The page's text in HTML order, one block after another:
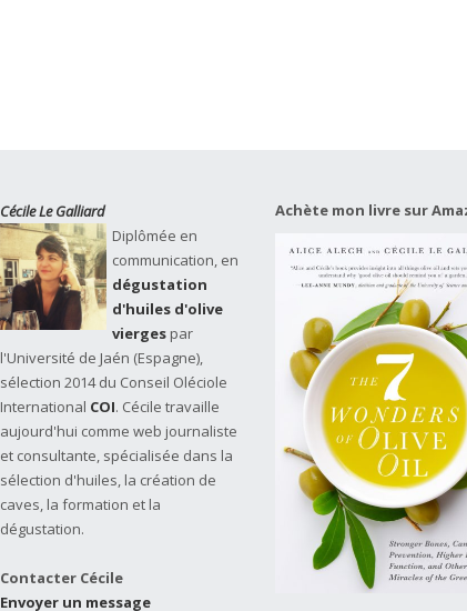
Cécile Le Galliard
Diplômée en
communication, en
dégustation
d'huiles d'olive
vierges par
l'Université de Jaén (Espagne),
sélection 2014 du Conseil Oléciole
International COI. Cécile travaille
aujourd'hui comme web journaliste
et consultante, spécialisée dans la
sélection d'huiles, la création de
caves, la formation et la
dégustation.
Contacter Cécile
Envoyer un message
Achète mon livre sur